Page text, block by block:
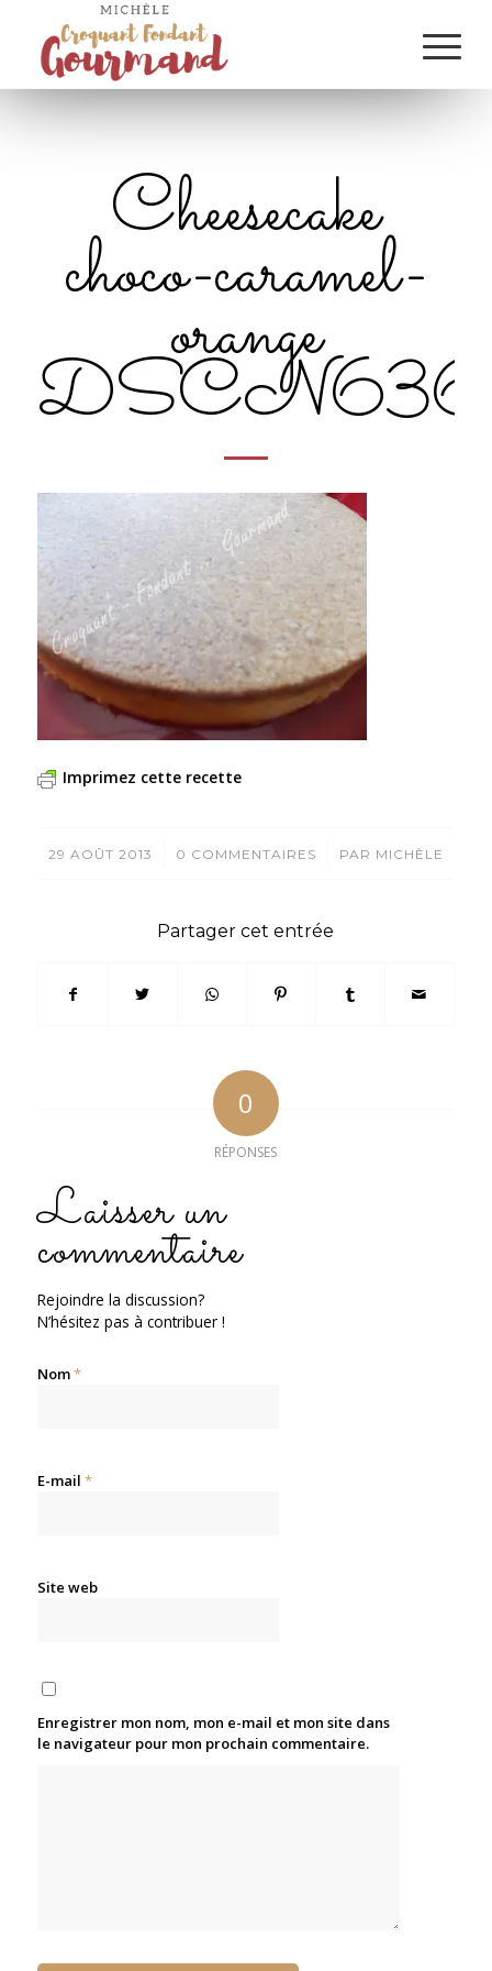
Cheesecake
choco-caramel-
orange
Imprimez cette recette
29 AOÛT 2013
/ 0 COMMENTAIRES
/ PAR MICHÈLE
Partager cet entrée
0
RÉPONSES
Laisser un
commentaire
Rejoindre la discussion?
N’hésitez pas à contribuer !
Nom*
E-mail *
Site web
Enregistrer mon nom, mon e-mail et mon site dans
le navigateur pour mon prochain commentaire.